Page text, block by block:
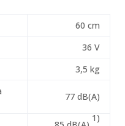
60 cm
36 V
3,5 kg
77 dB(A)
1)